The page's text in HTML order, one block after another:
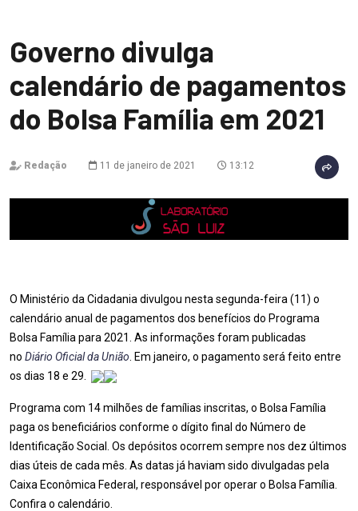
Governo divulga
calendário de pagamentos
do Bolsa Família em 2021
Redação 11 de janeiro de 2021 13:12
O Ministério da Cidadania divulgou nesta segunda-feira (11) o
calendário anual de pagamentos dos benefícios do Programa
Bolsa Família para 2021. As informações foram publicadas
no Diário Oficial da União . Em janeiro, o pagamento será feito entre
os dias 18 e 29.
Programa com 14 milhões de famílias inscritas, o Bolsa Família
paga os beneficiários conforme o dígito final do Número de
Identificação Social. Os depósitos ocorrem sempre nos dez últimos
dias úteis de cada mês. As datas já haviam sido divulgadas pela
Caixa Econômica Federal, responsável por operar o Bolsa Família.
Confira o calendário.